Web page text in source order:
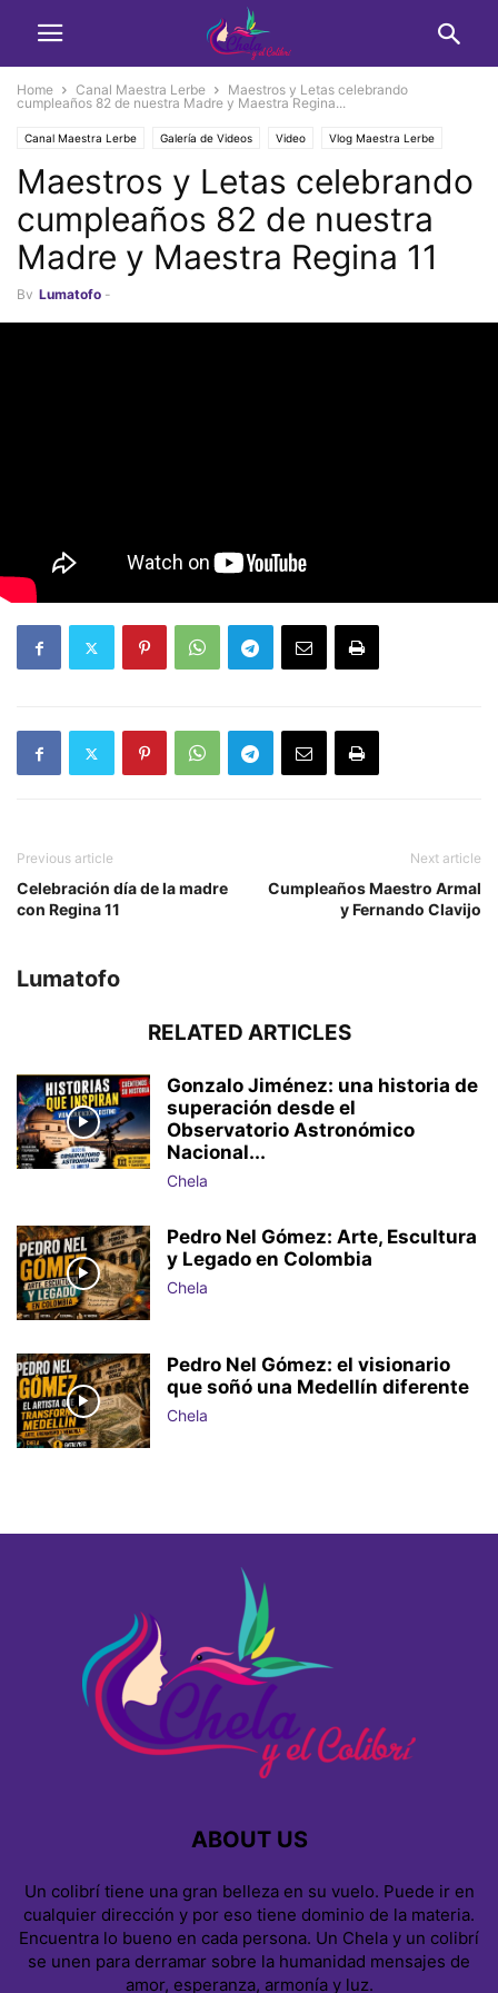
Home Canal Maestra Lerbe
Maestros y Letas celebrando
cumpleaños 82 de nuestra Madre y Maestra Regina...
Canal Maestra Lerbe Galería de Videos Video Vlog Maestra Lerbe
Maestros y Letas celebrando
cumpleaños 82 de nuestra
Madre y Maestra Regina 11
By Lumatofo -
Previous article
Celebración día de la madre
con Regina 11
Next article
Cumpleaños Maestro Armal
y Fernando Clavijo
Lumatofo
RELATED ARTICLES
Gonzalo Jiménez: una historia de
superación desde el
Observatorio Astronómico
Nacional...
Chela
Pedro Nel Gómez: Arte, Escultura
y Legado en Colombia
Chela
Pedro Nel Gómez: el visionario
que soñó una Medellín diferente
Chela
ABOUT US
Un colibrí tiene una gran belleza en su vuelo. Puede ir en
cualquier dirección y por eso tiene dominio de la materia.
Encuentra lo bueno en cada persona. Un Chela y un colibrí
se unen para derramar sobre la humanidad mensajes de
amor, esperanza, armonía y luz.